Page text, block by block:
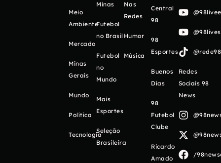
Meio
Ambiente
Mercado
Minas
Gerais
Mundo
Política
Tecnologia
Minas
Futebol
no Brasil
Futebol
no
Mundo
Mais
Esportes
Seleção
Brasileira
Nas
Redes
Humor
Música
Central
98
98
Esportes
Buenos
Días
98
Futebol
Clube
Ricardo
Amado
Redes
Sociais 98
News
/